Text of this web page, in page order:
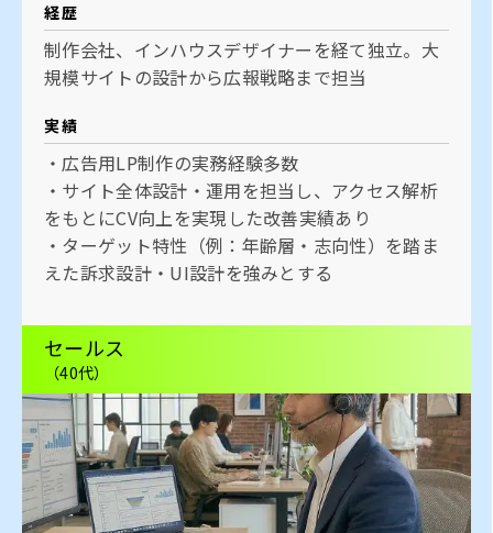
経歴
制作会社、インハウスデザイナーを経て独立。大
規模サイトの設計から広報戦略まで担当
実績
・広告用LP制作の実務経験多数
・サイト全体設計・運用を担当し、アクセス解析
をもとにCV向上を実現した改善実績あり
・ターゲット特性（例：年齢層・志向性）を踏ま
えた訴求設計・UI設計を強みとする
セールス
（40代）